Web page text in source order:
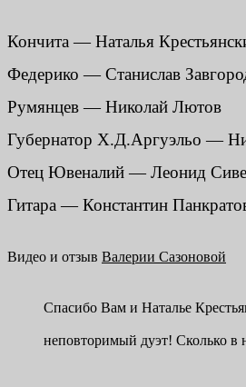
Кончита — Наталья
Федерико — Станислав
Румянцев — Николай Лютов
Губернатор Х.Д.Аргуэльо —
Отец Ювеналий — Леонид
Гитара — Константин
Видео и отзыв Валерии Сазоновой
Спасибо Вам и Наталье
неповторимый дуэт! Сколько